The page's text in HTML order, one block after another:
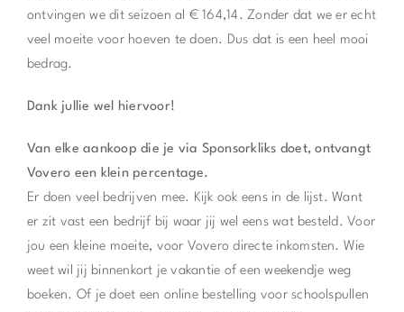
ontvingen we dit seizoen al € 164,14. Zonder dat we er echt
veel moeite voor hoeven te doen. Dus dat is een heel mooi
bedrag.
Dank jullie wel hiervoor!
Van elke aankoop die je via Sponsorkliks doet, ontvangt
Vovero een klein percentage.
Er doen veel bedrijven mee. Kijk ook eens in de lijst. Want
er zit vast een bedrijf bij waar jij wel eens wat besteld. Voor
jou een kleine moeite, voor Vovero directe inkomsten. Wie
weet wil jij binnenkort je vakantie of een weekendje weg
boeken. Of je doet een online bestelling voor schoolspullen